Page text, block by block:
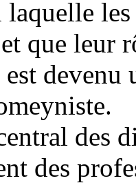
que leur
est devenu
des
des